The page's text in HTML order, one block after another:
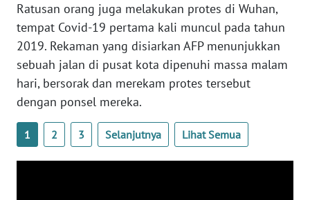
Ratusan orang juga melakukan protes di Wuhan,
tempat Covid-19 pertama kali muncul pada tahun
2019. Rekaman yang disiarkan AFP menunjukkan
sebuah jalan di pusat kota dipenuhi massa malam
hari, bersorak dan merekam protes tersebut
dengan ponsel mereka.
1 2 3 Selanjutnya Lihat Semua
PAPUA
WN
PAPUA
WN
RIAU
WN